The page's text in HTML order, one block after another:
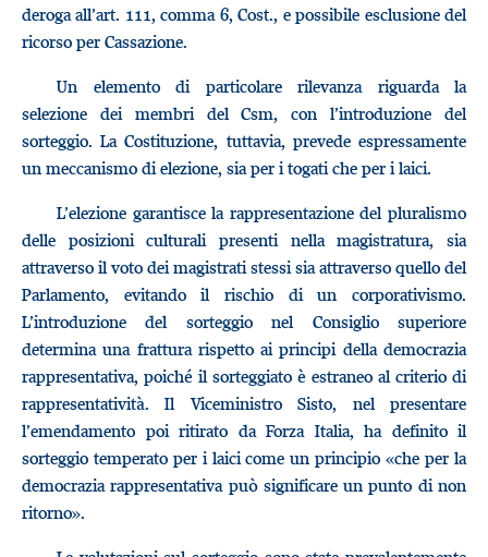
deroga all’art. 111, comma 6, Cost., e possibile esclusione del
ricorso per Cassazione.
Un elemento di particolare rilevanza riguarda la
selezione dei membri del Csm, con l’introduzione del
sorteggio. La Costituzione, tuttavia, prevede espressamente
un meccanismo di elezione, sia per i togati che per i laici.
L’elezione garantisce la rappresentazione del pluralismo
delle posizioni culturali presenti nella magistratura, sia
attraverso il voto dei magistrati stessi sia attraverso quello del
Parlamento, evitando il rischio di un corporativismo.
L’introduzione del sorteggio nel Consiglio superiore
determina una frattura rispetto ai principi della democrazia
rappresentativa, poiché il sorteggiato è estraneo al criterio di
rappresentatività. Il Viceministro Sisto, nel presentare
l’emendamento poi ritirato da Forza Italia, ha definito il
sorteggio temperato per i laici come un principio «che per la
democrazia rappresentativa può significare un punto di non
ritorno».